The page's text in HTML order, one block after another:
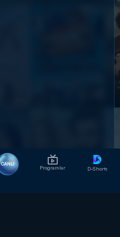
CANLI
Programlar D-Shorts